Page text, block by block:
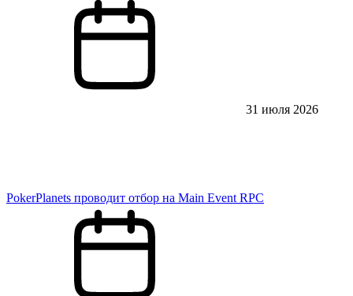
31 июля 2026
PokerPlanets проводит отбор на Main Event RPC